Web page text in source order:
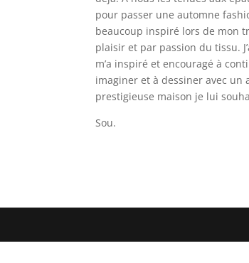
pour passer une automne
beaucoup inspiré lors de mon
plaisir et par passion du tissu.
m’a inspiré et encouragé à
imaginer et à dessiner avec
prestigieuse maison je lui
Sou.